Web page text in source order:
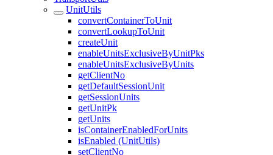
UnitUtils
convertContainerToUnit
convertLookupToUnit
createUnit
enableUnitsExclusiveByUnitPks
enableUnitsExclusiveByUnits
getClientNo
getDefaultSessionUnit
getSessionUnits
getUnitPk
getUnits
isContainerEnabledForUnits
isEnabled (UnitUtils)
setClientNo